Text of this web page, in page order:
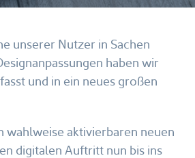
unserer Nutzer in Sachen
haben wir
und in ein neues großen
wahlweise aktivierbaren neuen
digitalen Auftritt nun bis ins